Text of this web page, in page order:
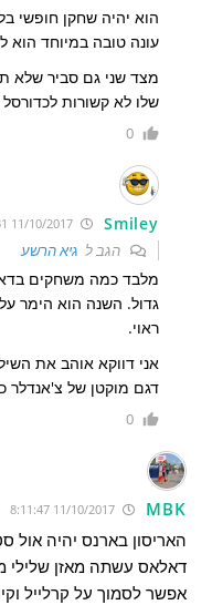
הוא יהיה שחקן חופשי
עונה טובה במיוחד הוא
מצד שני גם סביר שלא
שלו לא קשורות
0
Smiley
הגב ל גיא הרשע
מלבד כמה משחקים
גדול. השנה הוא הימר
ראוי.
אני דווקא אוהב את
דגם מוקטן של צ'אנדלר
0
MBK
האריסון בארנס יהיה
דאלאס עשתה מאזן שלילי
אפשר לסמוך על קרלייל